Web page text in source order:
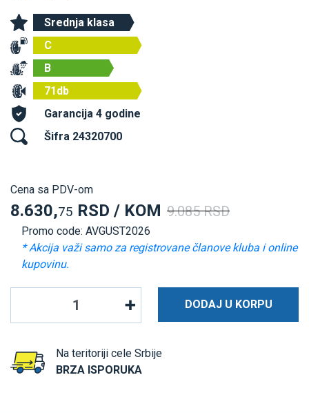
Srednja klasa
C
B
71db
Garancija 4 godine
Šifra 24320700
Cena sa PDV-om
8.630,75 RSD / KOM 9.085 RSD
Promo code: AVGUST2026
* Akcija važi samo za registrovane članove kluba i online
kupovinu.
DODAJ U KORPU
Na teritoriji cele Srbije
BRZA ISPORUKA